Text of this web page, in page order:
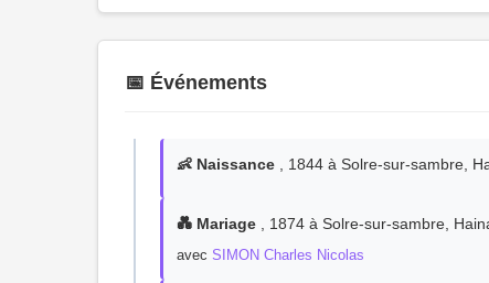
📅 Événements
👶 Naissance , 1844 à Solre-sur-sambre,
💑 Mariage , 1874 à Solre-sur-sambre,
avec SIMON Charles Nicolas